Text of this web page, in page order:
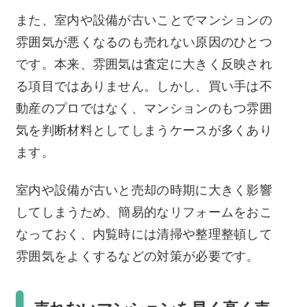
また、室内や設備が古いことでマンションの
雰囲気が悪くなるのも売れない原因のひとつ
です。本来、雰囲気は査定に大きく反映され
る項目ではありません。しかし、買い手は不
動産のプロではなく、マンションのもつ雰囲
気を判断材料としてしまうケースが多くあり
ます。
室内や設備が古いと売却の時期に大きく影響
してしまうため、簡易的なリフォームをおこ
なっておく、内覧時には清掃や整理整頓して
雰囲気をよくするなどの対策が必要です。